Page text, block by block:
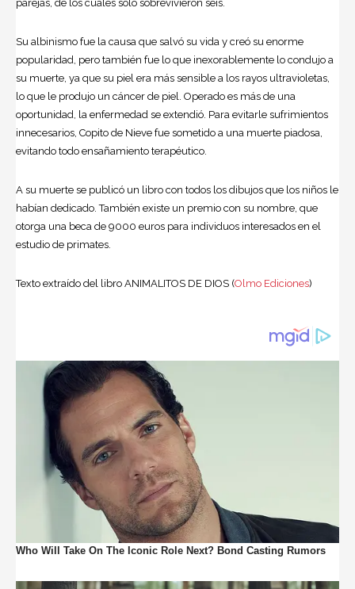
parejas, de los cuales solo sobrevivieron seis.
Su albinismo fue la causa que salvó su vida y creó su enorme
popularidad, pero también fue lo que inexorablemente lo condujo a
su muerte, ya que su piel era más sensible a los rayos ultravioletas,
lo que le produjo un cáncer de piel. Operado es más de una
oportunidad, la enfermedad se extendió. Para evitarle sufrimientos
innecesarios, Copito de Nieve fue sometido a una muerte piadosa,
evitando todo ensañamiento terapéutico.
A su muerte se publicó un libro con todos los dibujos que los niños le
habían dedicado. También existe un premio con su nombre, que
otorga una beca de 9000 euros para individuos interesados en el
estudio de primates.
Texto extraído del libro ANIMALITOS DE DIOS (Olmo Ediciones)